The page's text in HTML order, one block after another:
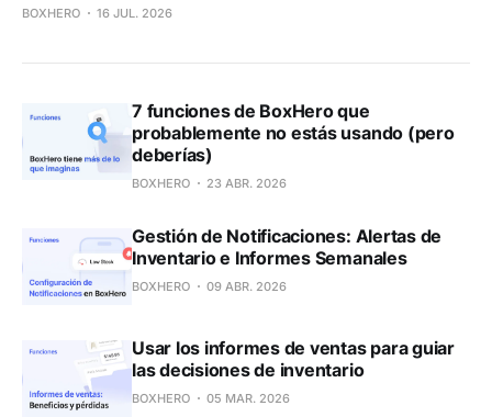
BOXHERO 16 JUL. 2026
7 funciones de BoxHero que
probablemente no estás usando (pero
deberías)
BOXHERO 23 ABR. 2026
Gestión de Notificaciones: Alertas de
Inventario e Informes Semanales
BOXHERO 09 ABR. 2026
Usar los informes de ventas para guiar
las decisiones de inventario
BOXHERO 05 MAR. 2026